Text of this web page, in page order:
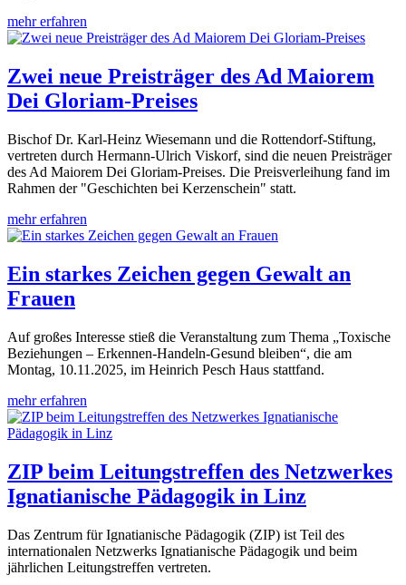
mehr erfahren
Zwei neue Preisträger des Ad Maiorem
Dei Gloriam-Preises
Bischof Dr. Karl-Heinz Wiesemann und die Rottendorf-Stiftung,
vertreten durch Hermann-Ulrich Viskorf, sind die neuen Preisträger
des Ad Maiorem Dei Gloriam-Preises. Die Preisverleihung fand im
Rahmen der "Geschichten bei Kerzenschein" statt.
mehr erfahren
Ein starkes Zeichen gegen Gewalt an
Frauen
Auf großes Interesse stieß die Veranstaltung zum Thema „Toxische
Beziehungen – Erkennen-Handeln-Gesund bleiben“, die am
Montag, 10.11.2025, im Heinrich Pesch Haus stattfand.
mehr erfahren
ZIP beim Leitungstreffen des Netzwerkes
Ignatianische Pädagogik in Linz
Das Zentrum für Ignatianische Pädagogik (ZIP) ist Teil des
internationalen Netzwerks Ignatianische Pädagogik und beim
jährlichen Leitungstreffen vertreten.